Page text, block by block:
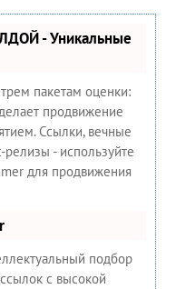
- Уникальные
пакетам оценки:
продвижение
Ссылки, вечные
релизы - используйте
для продвижения
подбор
с высокой